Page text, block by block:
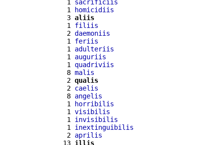
  1
sacrificiis
  1
homicidiis
  3
aliis
  1
filiis
  2
daemoniis
  1
feriis
  1
adulteriis
  1
auguriis
  1
quadriviis
  8
malis
  2
qualis
  2
caelis
  8
angelis
  1
horribilis
  1
visibilis
  1
invisibilis
  1
inextinguibilis
  2
aprilis
13 illis